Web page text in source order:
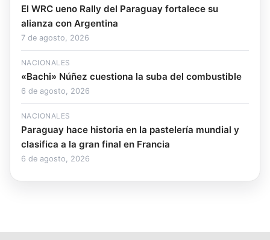
El WRC ueno Rally del Paraguay fortalece su
alianza con Argentina
7 de agosto, 2026
NACIONALES
«Bachi» Núñez cuestiona la suba del combustible
6 de agosto, 2026
NACIONALES
Paraguay hace historia en la pastelería mundial y
clasifica a la gran final en Francia
6 de agosto, 2026